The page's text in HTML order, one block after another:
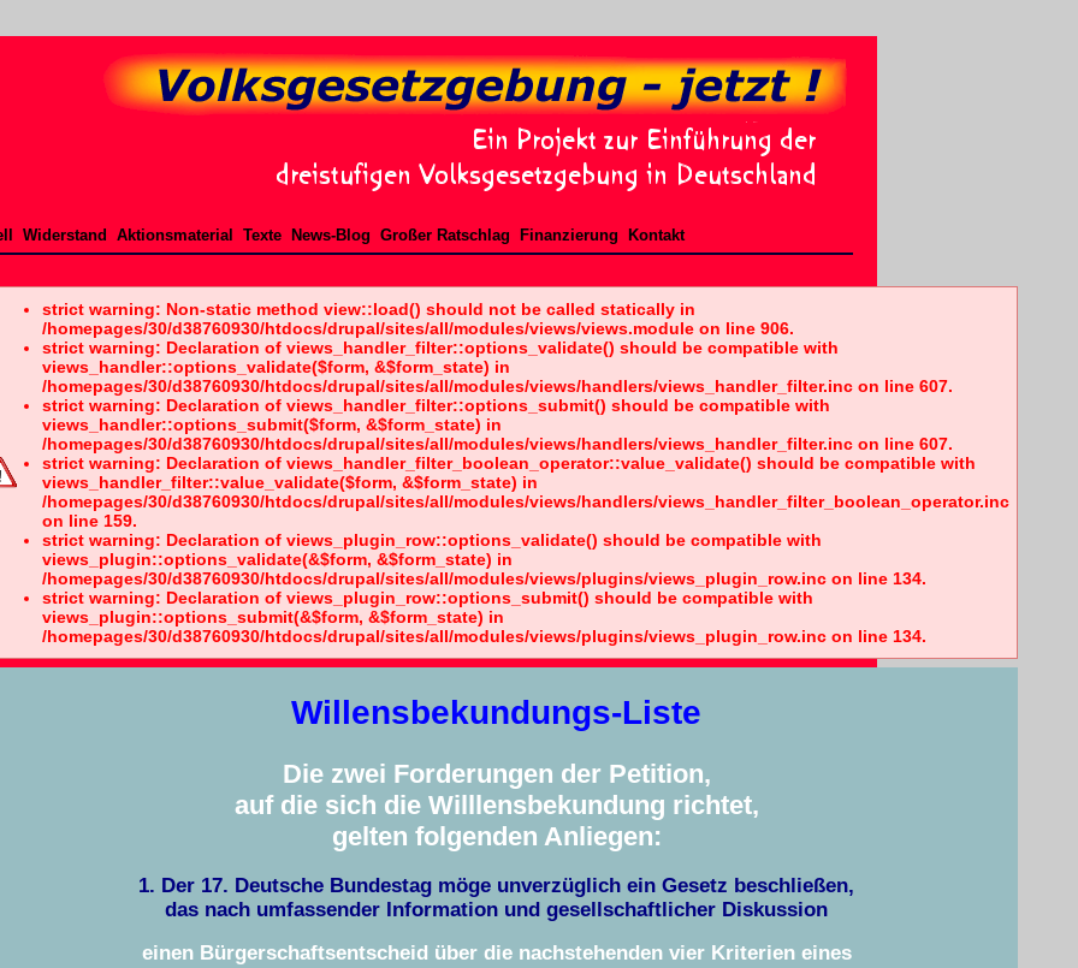
Widerstand Aktionsmaterial Texte News-Blog Großer Ratschlag Finanzierung Kontakt
strict warning: Non-static method view::load() should not be called statically in
/homepages/30/d38760930/htdocs/drupal/sites/all/modules/views/views.module on line 906.
strict warning: Declaration of views_handler_filter::options_validate() should be compatible with
views_handler::options_validate($form, &$form_state) in
/homepages/30/d38760930/htdocs/drupal/sites/all/modules/views/handlers/views_handler_filter.inc on line 607.
strict warning: Declaration of views_handler_filter::options_submit() should be compatible with
views_handler::options_submit($form, &$form_state) in
/homepages/30/d38760930/htdocs/drupal/sites/all/modules/views/handlers/views_handler_filter.inc on line 607.
strict warning: Declaration of views_handler_filter_boolean_operator::value_validate() should be compatible with
views_handler_filter::value_validate($form, &$form_state) in
/homepages/30/d38760930/htdocs/drupal/sites/all/modules/views/handlers/views_handler_filter_boolean_operator.inc
on line 159.
strict warning: Declaration of views_plugin_row::options_validate() should be compatible with
views_plugin::options_validate(&$form, &$form_state) in
/homepages/30/d38760930/htdocs/drupal/sites/all/modules/views/plugins/views_plugin_row.inc on line 134.
strict warning: Declaration of views_plugin_row::options_submit() should be compatible with
views_plugin::options_submit(&$form, &$form_state) in
/homepages/30/d38760930/htdocs/drupal/sites/all/modules/views/plugins/views_plugin_row.inc on line 134.
Willensbekundungs-Liste
Die zwei Forderungen der Petition,
auf die sich die Willlensbekundung richtet,
gelten folgenden Anliegen:
1. Der 17. Deutsche Bundestag möge unverzüglich ein Gesetz beschließen,
das nach umfassender Information und gesellschaftlicher Diskussion
einen Bürgerschaftsentscheid über die nachstehenden vier Kriterien eines